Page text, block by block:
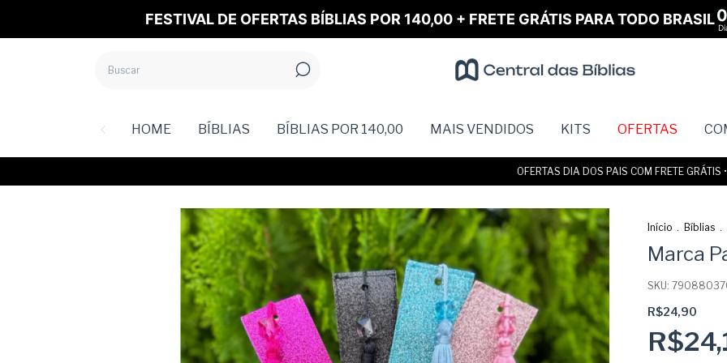
OFERTAS DIA DOS PAIS COM FRETE GRÁTIS •
FESTIVAL DE OFERTAS BÍBLIAS POR 140,00 + FRETE GRÁTIS PARA TODO BRASIL
HOME BÍBLIAS BÍBLIAS POR 140,00 MAIS VENDIDOS KITS OFERTAS
Início . Bíblias .
Marca
SKU:
R$24,90